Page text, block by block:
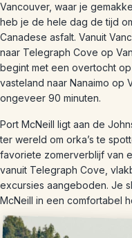
Vancouver, waar je
heb je de hele dag de tijd
Canadese asfalt. Vanuit
naar Telegraph Cove op
begint met een overtocht
vasteland naar Nanaimo op
ongeveer 90 minuten.
Port McNeill ligt aan de
ter wereld om orka’s te
favoriete zomerverblijf van
vanuit Telegraph Cove,
excursies aangeboden. Je
McNeill in een comfortabel